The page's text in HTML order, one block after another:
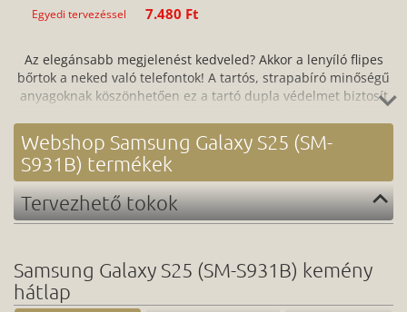
Egyedi tervezéssel 7.480 Ft
Az elegánsabb megjelenést kedveled? Akkor a lenyíló flipes
bőrtok a neked való telefontok! A tartós, strapabíró minőségű
anyagoknak köszönhetően ez a tartó dupla védelmet biztosít
könnyen hozzáférsz az eszköz kezelőpaneljéhez is. A könnyen
felhelyezhető és ugyanilyen egyszerűen eltávolítható flipes
bőr telefontok egyszerre praktikus és jól is néz ki: vásárold
meg webshopunkban most vagy tervezz egyedi megjelenés
hozzá!
Webshop Samsung Galaxy S25 (SM-
S931B) termékek
Tervezhető tokok
Samsung Galaxy S25 (SM-S931B) kemény
hátlap